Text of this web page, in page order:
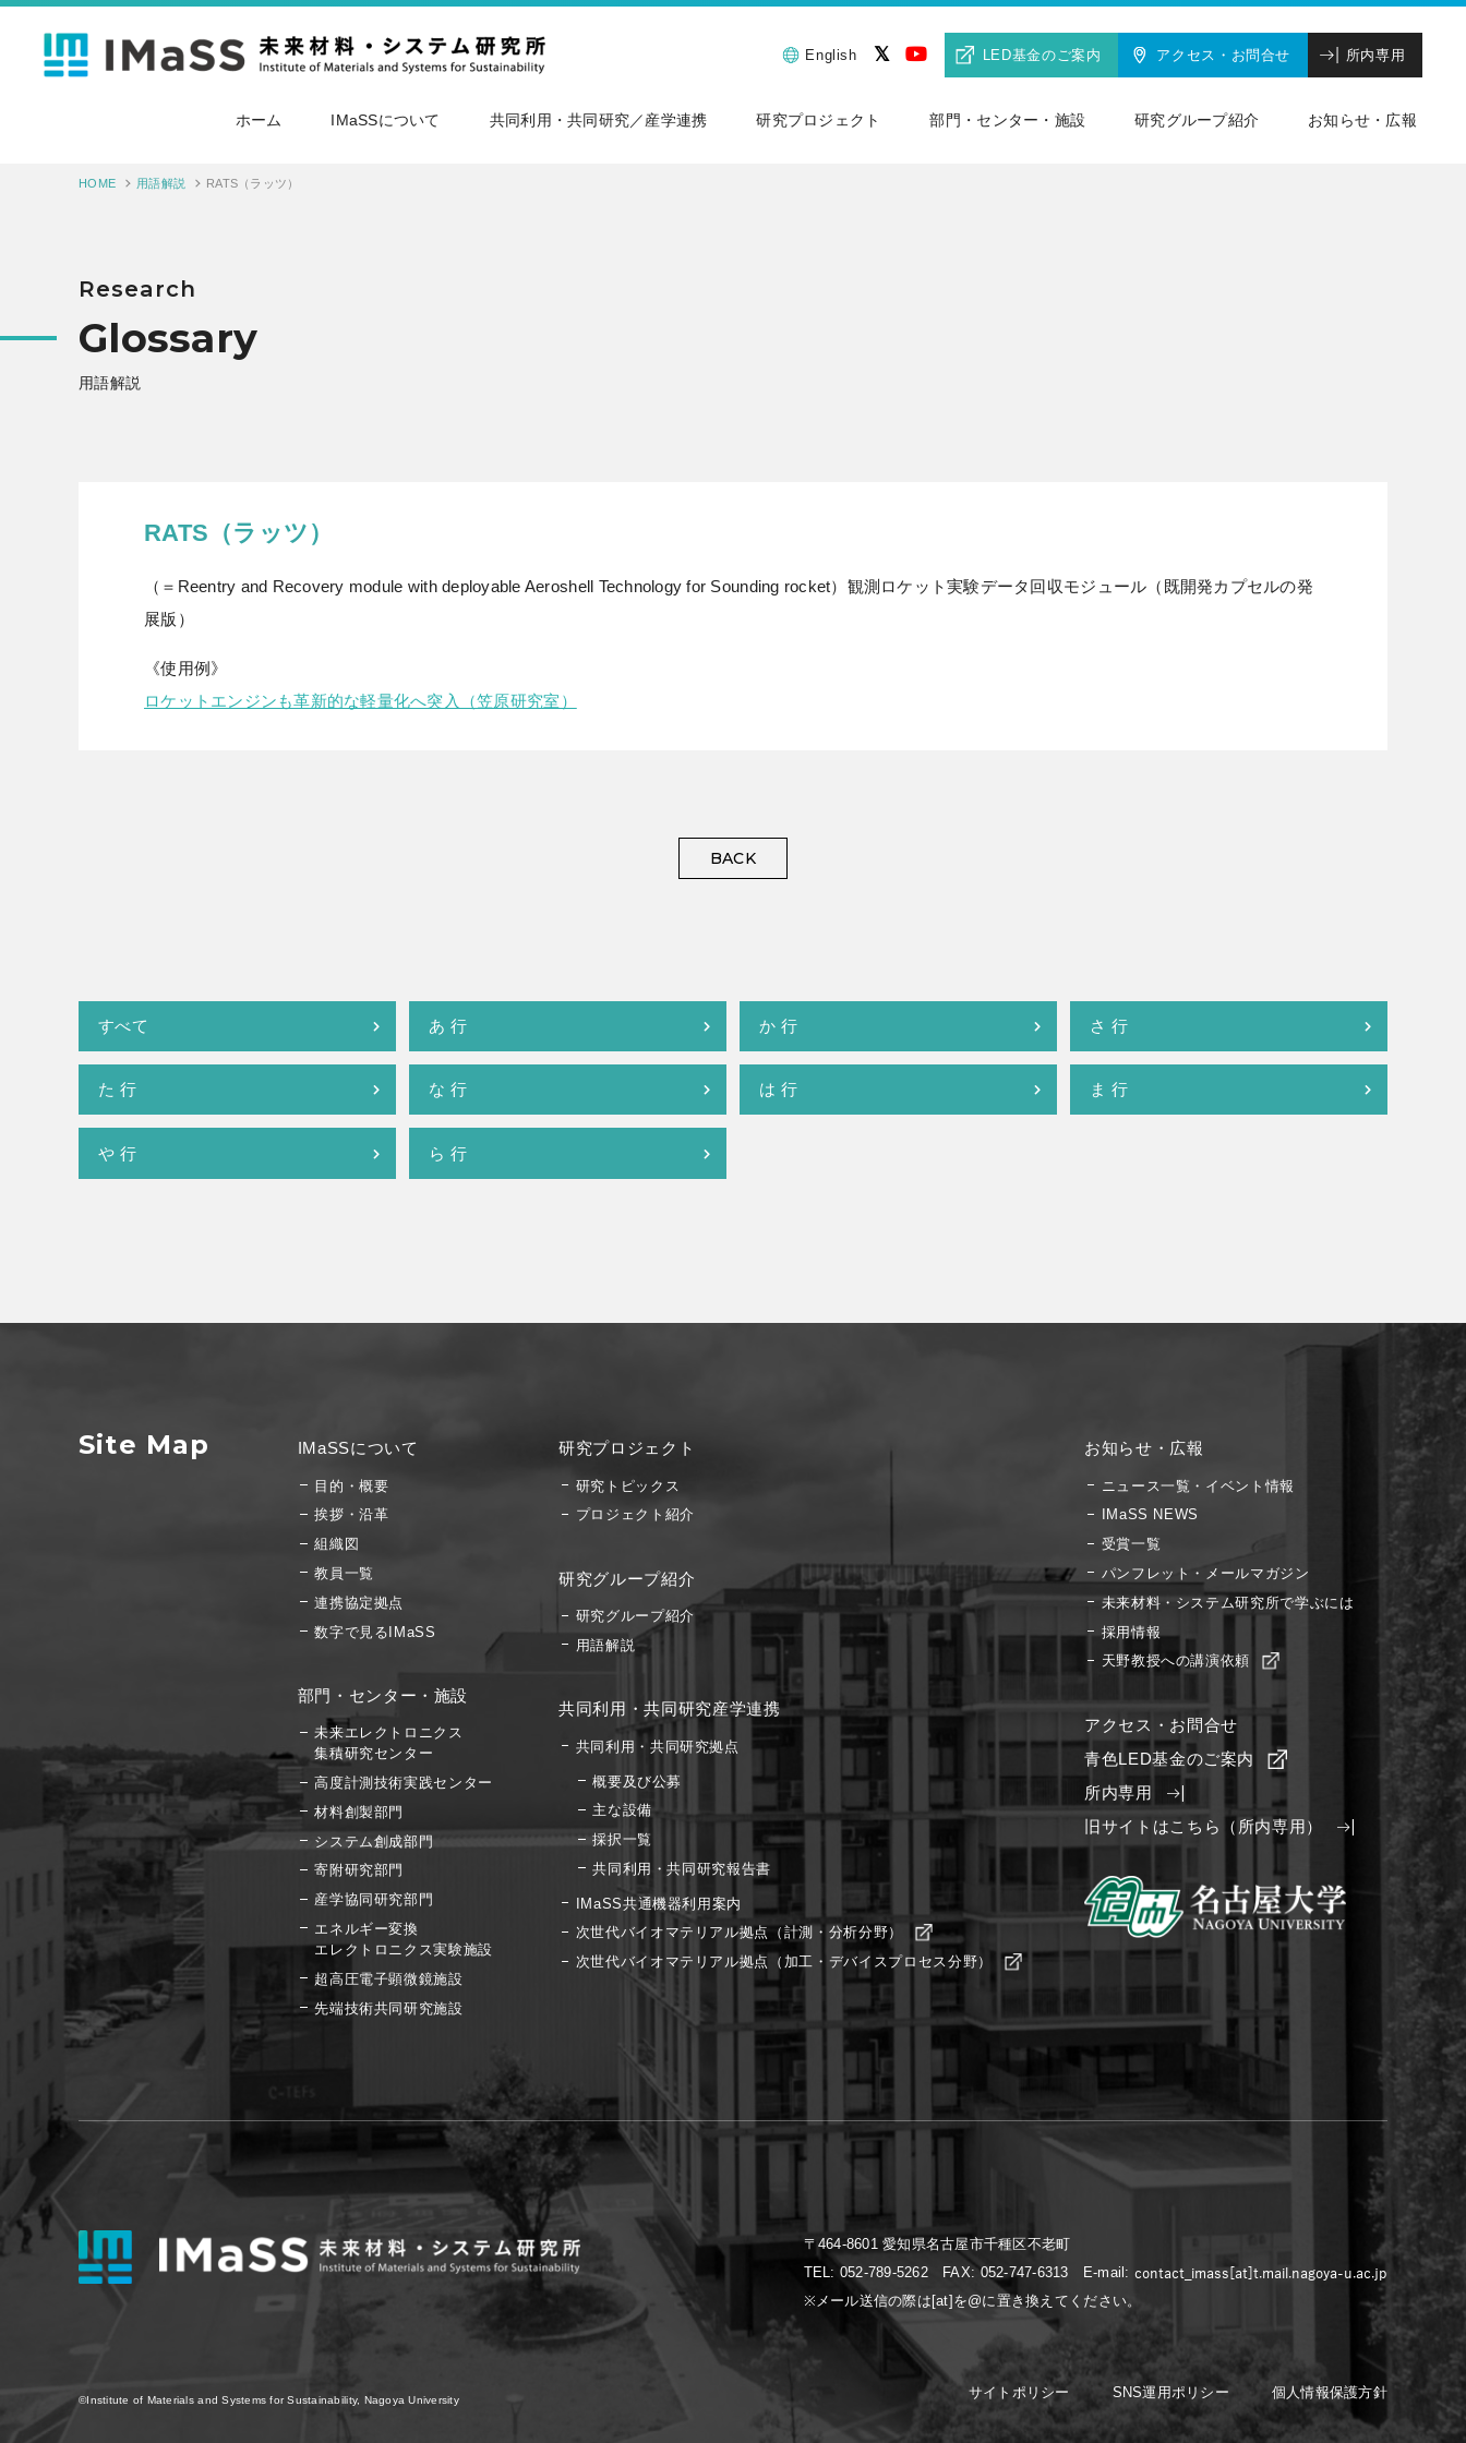
English LED基金のご案内 アクセス・お問合せ 所内専用
ホーム IMaSSについて 共同利用・共同研究／産学連携 研究プロジェクト 部門・センター・施設 研究グループ紹介 お知らせ・広報
HOME 用語解説 RATS（ラッツ）
Research
Glossary
用語解説
RATS（ラッツ）
（＝Reentry and Recovery module with deployable Aeroshell Technology for Sounding rocket）観測ロケット実験データ回収モジュール（既開発カプセルの発
展版）
《使用例》
ロケットエンジンも革新的な軽量化へ突入（笠原研究室）
BACK
すべて あ 行 か 行 さ 行
た 行 な 行 は 行 ま 行
や 行 ら 行
Site Map IMaSSについて
目的・概要
挨拶・沿革
組織図
教員一覧
連携協定拠点
数字で見るIMaSS
部門・センター・施設
未来エレクトロニクス
集積研究センター
高度計測技術実践センター
材料創製部門
システム創成部門
寄附研究部門
産学協同研究部門
エネルギー変換
エレクトロニクス実験施設
超高圧電子顕微鏡施設
先端技術共同研究施設
研究プロジェクト
研究トピックス
プロジェクト紹介
研究グループ紹介
研究グループ紹介
用語解説
共同利用・共同研究産学連携
共同利用・共同研究拠点
概要及び公募
主な設備
採択一覧
共同利用・共同研究報告書
IMaSS共通機器利用案内
次世代バイオマテリアル拠点（計測・分析分野）
次世代バイオマテリアル拠点（加工・デバイスプロセス分野）
お知らせ・広報
ニュース一覧・イベント情報
IMaSS NEWS
受賞一覧
パンフレット・メールマガジン
未来材料・システム研究所で学ぶには
採用情報
天野教授への講演依頼
アクセス・お問合せ
青色LED基金のご案内
所内専用
旧サイトはこちら（所内専用）
〒464-8601 愛知県名古屋市千種区不老町
TEL: 052-789-5262 FAX: 052-747-6313
E-mail:
※メール送信の際は[at]を@に置き換えてください。
サイトポリシー SNS運用ポリシー 個人情報保護方針
©Institute of Materials and Systems for Sustainability, Nagoya University